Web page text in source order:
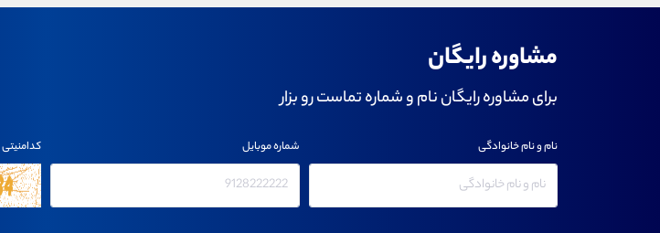
مشاوره رایگان
برای مشاوره رایگان نام و شماره تماست رو بزار
نام و نام خانوادگی شماره موبایل کدامنیتی